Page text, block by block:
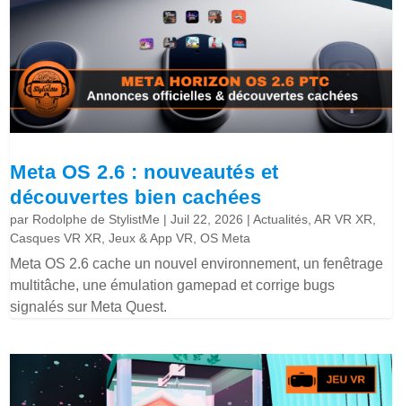
Meta OS 2.6 : nouveautés et
découvertes bien cachées
par Rodolphe de StylistMe |Juil 22, 2026 |Actualités ,AR VR XR
Casques VR XR ,Jeux & App VR ,OS Meta
Meta OS 2.6 cache un nouvel environnement, un fenêtrage
multitâche, une émulation gamepad et corrige bugs
signalés sur Meta Quest.